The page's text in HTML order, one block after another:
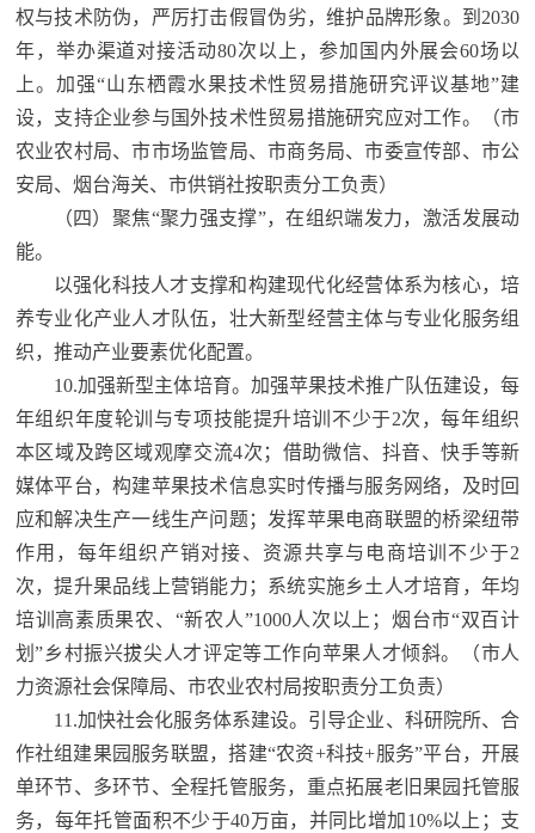
权与技术防伪，严厉打击假冒伪劣，维护品牌形象。到2030
年，举办渠道对接活动80次以上，参加国内外展会60场以
上。加强“山东栖霞水果技术性贸易措施研究评议基地”建
设，支持企业参与国外技术性贸易措施研究应对工作。
（市
农业农村局、市市场监管局、市商务局、市委宣传部、市公
安局、烟台海关、市供销社按职责分工负责）
（四）聚焦“聚力强支撑”，在组织端发力，激活发展动
能。
以强化科技人才支撑和构建现代化经营体系为核心，培
养专业化产业人才队伍，壮大新型经营主体与专业化服务组
织，推动产业要素优化配置。
10.加强新型主体培育。加强苹果技术推广队伍建设，每
年组织年度轮训与专项技能提升培训不少于2次，每年组织
本区域及跨区域观摩交流4次；借助微信、抖音、快手等新
媒体平台，构建苹果技术信息实时传播与服务网络，及时回
应和解决生产一线生产问题；发挥苹果电商联盟的桥梁纽带
作用，每年组织产销对接、资源共享与电商培训不少于2
次，提升果品线上营销能力；系统实施乡土人才培育，年均
培训高素质果农、“新农人”1000人次以上；烟台市“双百计
划”乡村振兴拔尖人才评定等工作向苹果人才倾斜。
（市人
力资源社会保障局、市农业农村局按职责分工负责）
11.加快社会化服务体系建设。引导企业、科研院所、合
作社组建果园服务联盟，搭建“农资+科技+服务”平台，开展
单环节、多环节、全程托管服务，重点拓展老旧果园托管服
务，每年托管面积不少于40万亩，并同比增加10%以上；支